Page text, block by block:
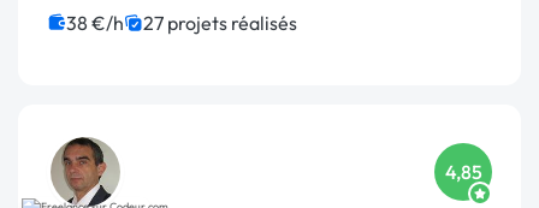
Migration ou refonte de site
38 €/h 27 projets réalisés
4,85